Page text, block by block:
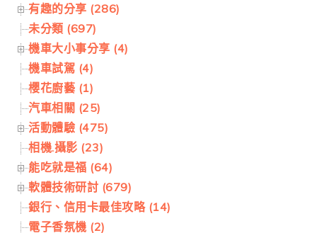
有趣的分享 (286)
未分類 (697)
機車大小事分享 (4)
機車試駕 (4)
櫻花廚藝 (1)
汽車相關 (25)
活動體驗 (475)
相機.攝影 (23)
能吃就是福 (64)
軟體技術研討 (679)
銀行、信用卡最佳攻略 (14)
電子香氛機 (2)